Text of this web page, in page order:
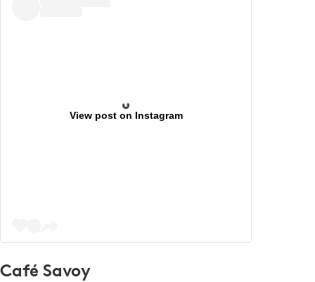
View post on Instagram
Café Savoy